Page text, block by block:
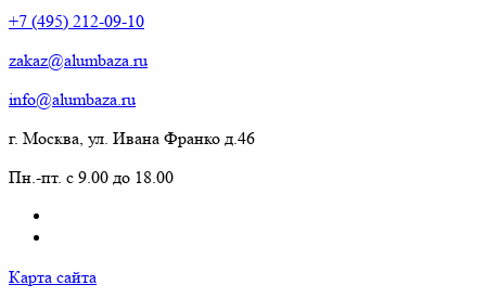
+7 (495) 212-09-10
zakaz@alumbaza.ru
info@alumbaza.ru
г. Москва, ул. Ивана Франко д.46
Пн.-пт. с 9.00 до 18.00
Карта сайта